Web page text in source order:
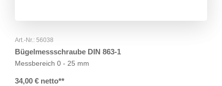
Art.-Nr.: 56038
Bügelmessschraube DIN 863-1
Messbereich 0 - 25 mm
34,00 € netto**